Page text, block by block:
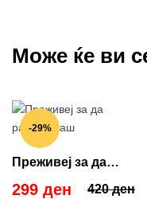
Може ќе ви
-29%
Преживеј за да
раскажуваш
420 ден
299 ден